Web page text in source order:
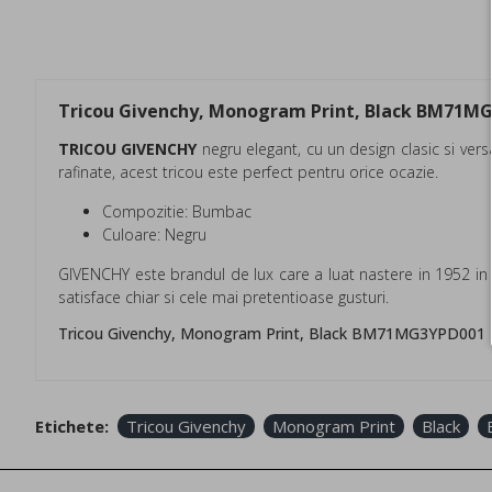
Tricou Givenchy, Monogram Print, Black
TRICOU GIVENCHY negru elegant, cu un design clasic si
rafinate, acest tricou este perfect pentru orice ocazie.
Compozitie: Bumbac
Culoare: Negru
GIVENCHY este brandul de lux care a luat nastere in 1952
satisface chiar si cele mai pretentioase gusturi.
Tricou Givenchy, Monogram Print, Black BM71MG3YPD001
Etichete: Tricou Givenchy Monogram Print Black